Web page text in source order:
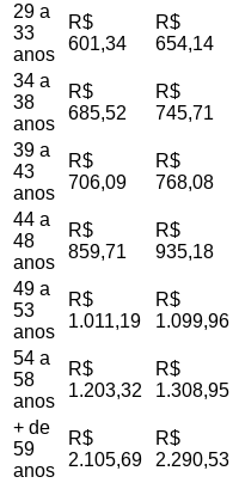
29 a
33
anos
R$
601,34
R$
654,14
34 a
38
anos
R$
685,52
R$
745,71
39 a
43
anos
R$
706,09
R$
768,08
44 a
48
anos
R$
859,71
R$
935,18
49 a
53
anos
R$
1.011,19
R$
1.099,96
54 a
58
anos
R$
1.203,32
R$
1.308,95
+ de
59
anos
R$
2.105,69
R$
2.290,53